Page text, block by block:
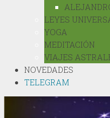
LEYES
YOGA
MEDITACIÓN
VIAJES
NOVEDADES
TELEGRAM